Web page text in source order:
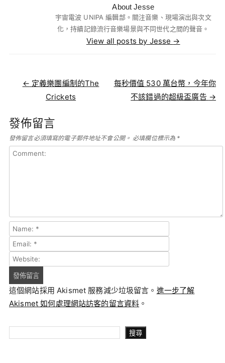
About Jesse
宇宙電波 UNIPA 編輯部。關注音樂、現場演出與次文
化，持續記錄流行音樂場景與不同世代之間的聲音。
View all posts by Jesse →
Post navigation
← 定義樂團編制的The
Crickets
每秒價值 530 萬台幣，今年你
不該錯過的超級盃廣告 →
發佈留言
發佈留言必須填寫的電子郵件地址不會公開。 必填欄位標示為 *
這個網站採用 Akismet 服務減少垃圾留言。 進一步了解
Akismet 如何處理網站訪客的留言資料 。
搜尋